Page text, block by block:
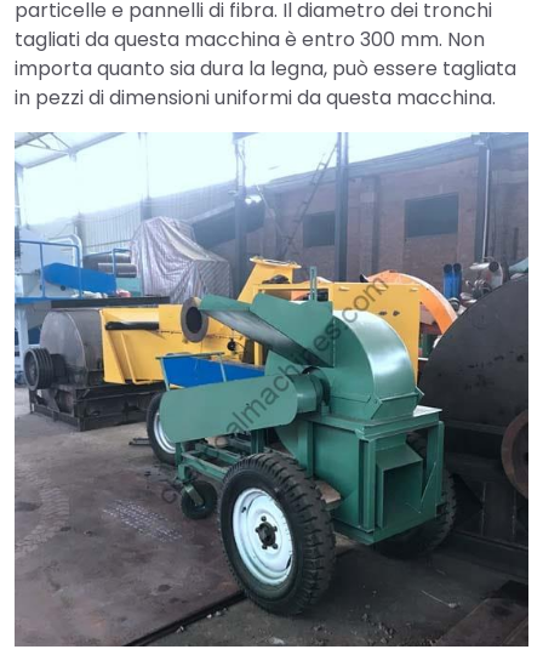
particelle e pannelli di fibra. Il diametro dei tronchi
tagliati da questa macchina è entro 300 mm. Non
importa quanto sia dura la legna, può essere tagliata
in pezzi di dimensioni uniformi da questa macchina.